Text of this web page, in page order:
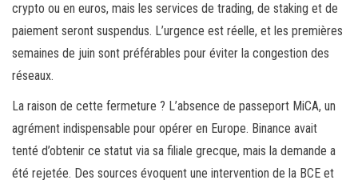
crypto ou en euros, mais les services de trading, de staking et de
paiement seront suspendus. L’urgence est réelle, et les premières
semaines de juin sont préférables pour éviter la congestion des
réseaux.
La raison de cette fermeture ? L’absence de passeport MiCA, un
agrément indispensable pour opérer en Europe. Binance avait
tenté d’obtenir ce statut via sa filiale grecque, mais la demande a
été rejetée. Des sources évoquent une intervention de la BCE et